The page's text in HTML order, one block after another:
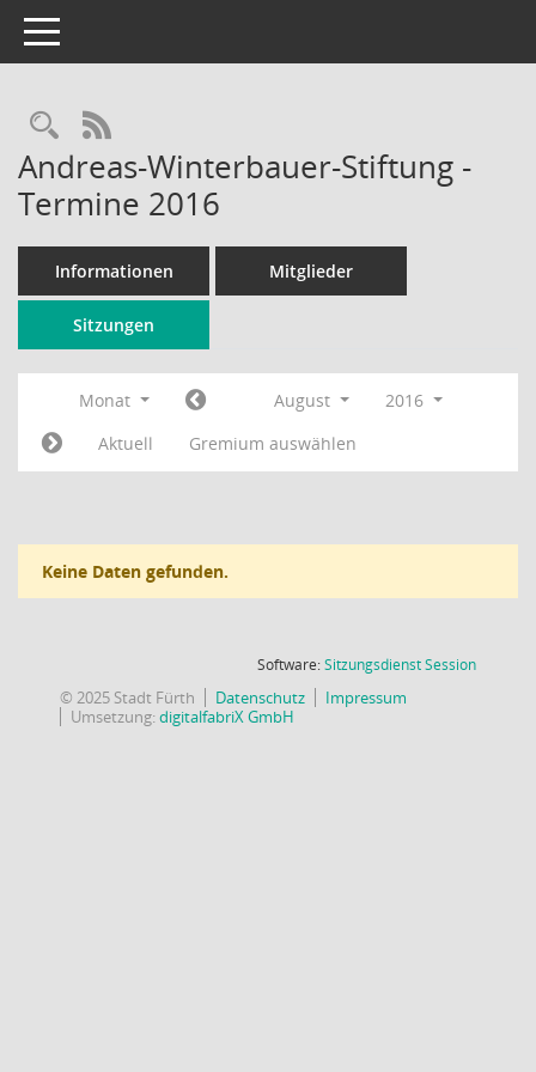
Toggle navigation
Rechercheauswahl
RSS-Feed
Andreas-Winterbauer-Stiftung -
Termine 2016
Informationen Mitglieder
Sitzungen
Monat August
2016
Aktuell
Gremium auswählen
Keine Daten gefunden.
Software:SitzungsdienstSession(Wird in
© 2025 Stadt Fürth Datenschutz
Impressum
Umsetzung:digitalfabriX GmbH